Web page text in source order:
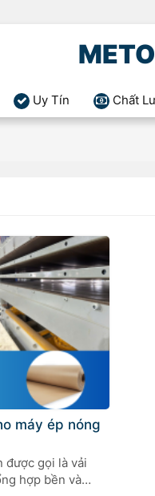
Uy Tín Chất
máy ép nóng
được gọi là vải
hợp bền và